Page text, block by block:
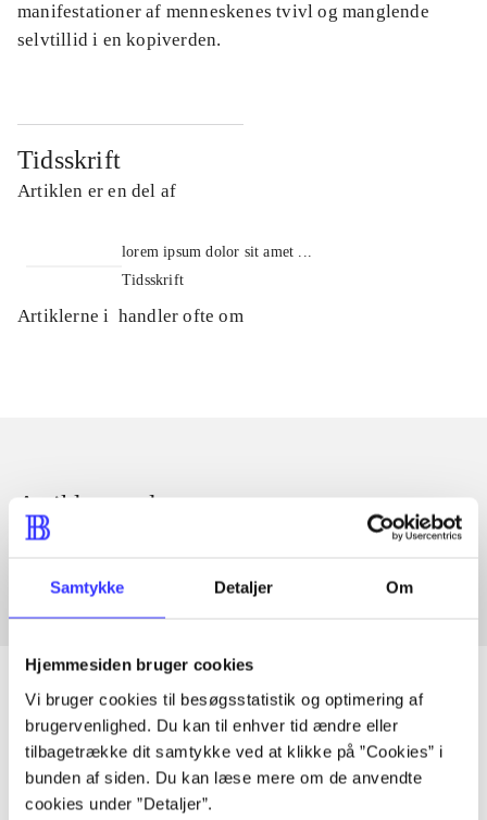
Samtykke Detaljer Om
Hjemmesiden bruger cookies
Vi bruger cookies til besøgsstatistik og optimering af
brugervenlighed. Du kan til enhver tid ændre eller
tilbagetrække dit samtykke ved at klikke på ”Cookies” i
bunden af siden. Du kan læse mere om de anvendte
cookies under ”Detaljer”.
manifestationer af menneskenes tvivl og manglende
selvtillid i en kopiverden.
Tidsskrift
Artiklen er en del af
lorem ipsum dolor sit amet ...
Tidsskrift
Artiklerne i handler ofte om
Artikler med samme emner
Fra
Artikler
Alle registrerede artikler fordelt på udgivelser